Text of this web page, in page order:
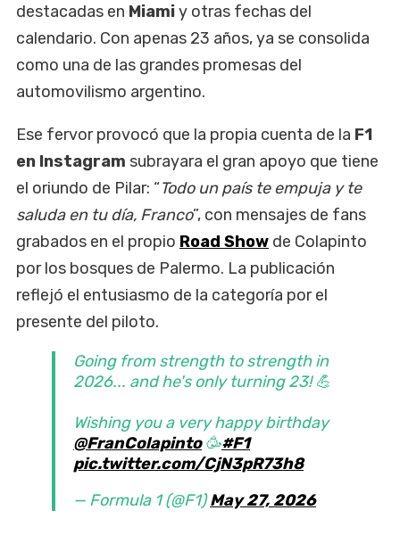
destacadas en Miamiy otras fechas del
calendario. Con apenas 23 años, ya se consolida
como una de las grandes promesas del
automovilismo argentino.
Ese fervor provocó que la propia cuenta de la F1
en Instagram subrayara el gran apoyo que tiene
el oriundo de Pilar: “Todo un país te empuja y te
saluda en tu día, Franco”, con mensajes de fans
grabados en el propio Road Show de Colapinto
por los bosques de Palermo. La publicación
reflejó el entusiasmo de la categoría por el
presente del piloto.
Going from strength to strength in
2026... and he's only turning 23! 💪
Wishing you a very happy birthday
@FranColapinto🥳#F1
pic.twitter.com/CjN3pR73h8
— Formula 1 (@F1)May 27, 2026